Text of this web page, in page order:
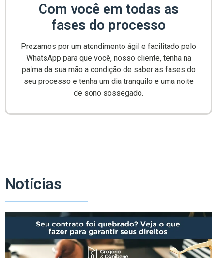
Com você em todas as
fases do processo
Prezamos por um atendimento ágil e facilitado pelo
WhatsApp para que você, nosso cliente, tenha na
palma da sua mão a condição de saber as fases do
seu processo e tenha um dia tranquilo e uma noite
de sono sossegado.
Notícias